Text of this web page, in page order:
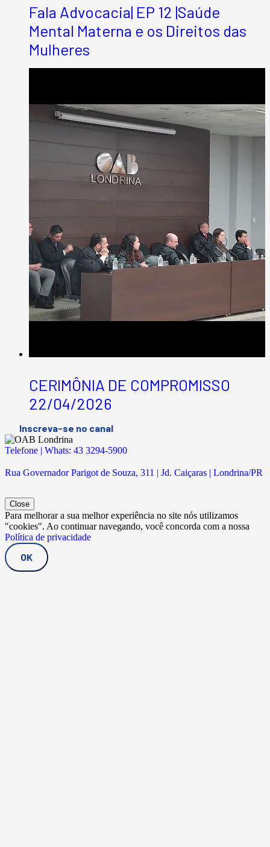
Fala Advocacia| EP 12 |Saúde
Mental Materna e os Direitos das
Mulheres
CERIMÔNIA DE COMPROMISSO
22/04/2026
Inscreva-se no canal
Telefone | Whats: 43 3294-5900
Rua Governador Parigot de Souza, 311 | Jd. Caiçaras | Londrina/PR
Close
Para melhorar a sua melhor experiência no site nós utilizamos
"cookies". Ao continuar navegando, você concorda com a nossa
Política de privacidade
OK